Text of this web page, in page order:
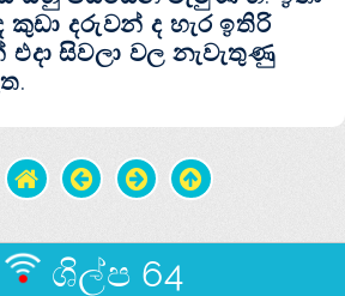
දරුවන් ද හැර ඉතිරි
සිවලා වල නැවැතුණු
ශිල්ප 64